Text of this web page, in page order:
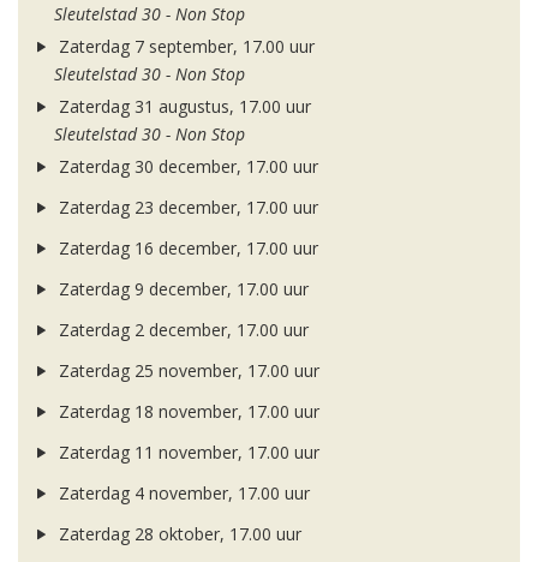
Sleutelstad 30 - Non Stop
Zaterdag 7 september, 17.00 uur
Sleutelstad 30 - Non Stop
Zaterdag 31 augustus, 17.00 uur
Sleutelstad 30 - Non Stop
Zaterdag 30 december, 17.00 uur
Zaterdag 23 december, 17.00 uur
Zaterdag 16 december, 17.00 uur
Zaterdag 9 december, 17.00 uur
Zaterdag 2 december, 17.00 uur
Zaterdag 25 november, 17.00 uur
Zaterdag 18 november, 17.00 uur
Zaterdag 11 november, 17.00 uur
Zaterdag 4 november, 17.00 uur
Zaterdag 28 oktober, 17.00 uur